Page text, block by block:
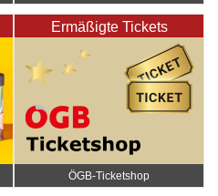
Ermäßigte Tickets
ÖGB-Ticketshop